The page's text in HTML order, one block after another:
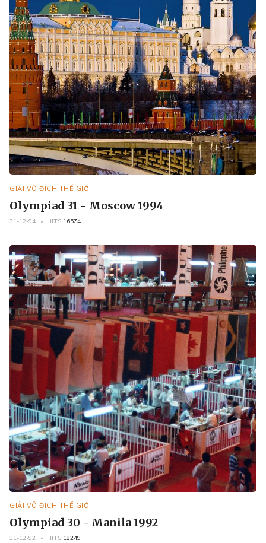
GIẢI VÔ ĐỊCH THẾ GIỚI
Olympiad 31 - Moscow 1994
31-12-94 HITS 16574
GIẢI VÔ ĐỊCH THẾ GIỚI
Olympiad 30 - Manila 1992
31-12-92 HITS 18249